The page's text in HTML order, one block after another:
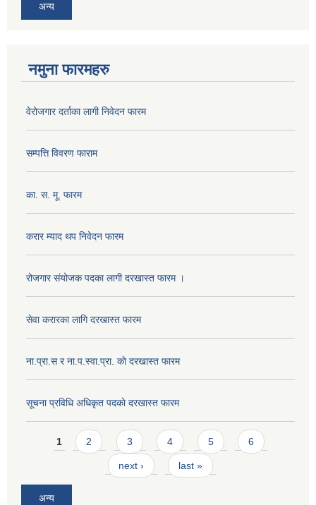
अन्य
नमुना फारमहरु
वेरोजगार दर्ताका लागी निवेदन फारम
सम्पत्ति विवरण फाराम
का. स. मू. फारम
करार म्याद थप निवेदन फारम
रोजगार संयोजक पदका लागी दरखास्त फारम ।
सेवा करारका लागि दरखास्त फारम
ना‍.प्रा.स र ना.प.स्वा.प्रा. काे दरखास्त फारम
सूचना प्रविधि अधिकृत पदकाे दरखास्त फारम
Pages
1 2 3 4 5 6
next › last »
अन्य